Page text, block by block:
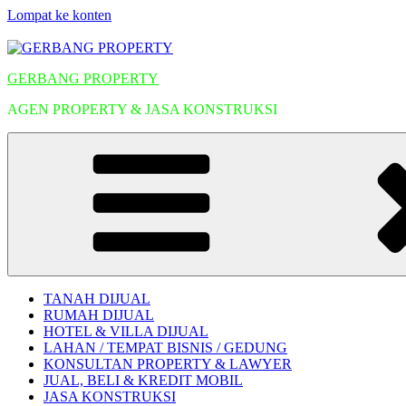
Lompat ke konten
GERBANG PROPERTY
AGEN PROPERTY & JASA KONSTRUKSI
TANAH DIJUAL
RUMAH DIJUAL
HOTEL & VILLA DIJUAL
LAHAN / TEMPAT BISNIS / GEDUNG
KONSULTAN PROPERTY & LAWYER
JUAL, BELI & KREDIT MOBIL
JASA KONSTRUKSI